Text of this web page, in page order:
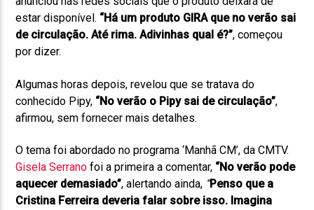
estar disponível. “Há um produto GIRA que no verão sai
de circulação. Até rima. Adivinhas qual é?”, começou
por dizer.
Algumas horas depois, revelou que se tratava do
conhecido Pipy, “No verão o Pipy sai de circulação”,
afirmou, sem fornecer mais detalhes.
O tema foi abordado no programa ‘Manhã CM’, da CMTV.
Gisela Serrano foi a primeira a comentar, “No verão pode
aquecer demasiado”, alertando ainda, “Penso que a
Cristina Ferreira deveria falar sobre isso. Imagina